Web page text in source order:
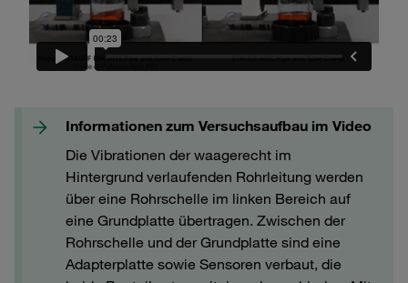
Informationen zum Versuchsaufbau im Video
Die Vibrationen der waagerecht im
Hintergrund verlaufenden Rohrleitung werden
über eine Rohrschelle im linken Bereich auf
eine Grundplatte übertragen. Zwischen der
Rohrschelle und der Grundplatte sind eine
Adapterplatte sowie Sensoren verbaut, die